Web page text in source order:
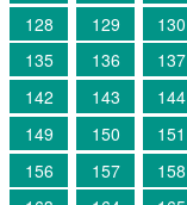
128 129 130
135
136 137
142
143 144
149
150 151
156
157 158